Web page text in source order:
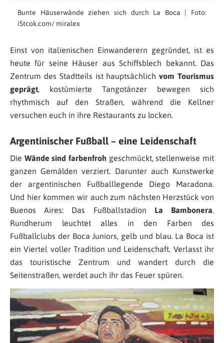
Bunte Häuserwände ziehen sich durch La Boca | Foto:
iStcok.com/ miralex
Einst von italienischen Einwanderern gegründet, ist es
heute für seine Häuser aus Schiffsblech bekannt. Das
Zentrum des Stadtteils ist hauptsächlichvom Tourismus
geprägt, kostümierte Tangotänzer bewegen sich
rhythmisch auf den Straßen, während die Kellner
versuchen euch in ihre Restaurants zu locken.
Argentinischer Fußball – eine Leidenschaft
Die Wände sind farbenfroh geschmückt, stellenweise mit
ganzen Gemälden verziert. Darunter auch Kunstwerke
der argentinischen Fußballlegende Diego Maradona.
Und hier kommen wir auch zum nächsten Herzstück von
Buenos Aires: Das Fußballstadion La Bambonera.
Rundherum leuchtet alles in den Farben des
Fußballclubs der Boca Juniors, gelb und blau. La Boca ist
ein Viertel voller Tradition und Leidenschaft. Verlasst ihr
das touristische Zentrum und wandert durch die
Seitenstraßen, werdet auch ihr das Feuer spüren.